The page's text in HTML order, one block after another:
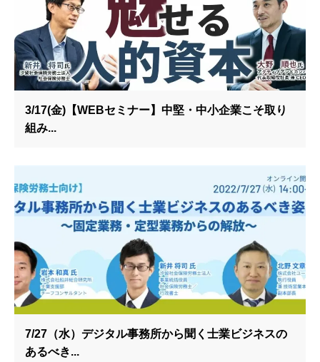
3/17(金)【WEBセミナー】中堅・中小企業こそ取り
組み...
7/27（水）デジタル事務所から聞く士業ビジネスの
あるべき...